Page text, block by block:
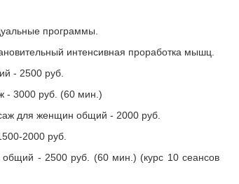
программы.
интенсивная проработка мышц.
- 2500 руб.
- 3000 руб. (60 мин.)
для женщин общий - 2000 руб.
2000 руб.
- 2500 руб. (60 мин.) (курс 10 сеансов